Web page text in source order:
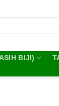
BIJI)